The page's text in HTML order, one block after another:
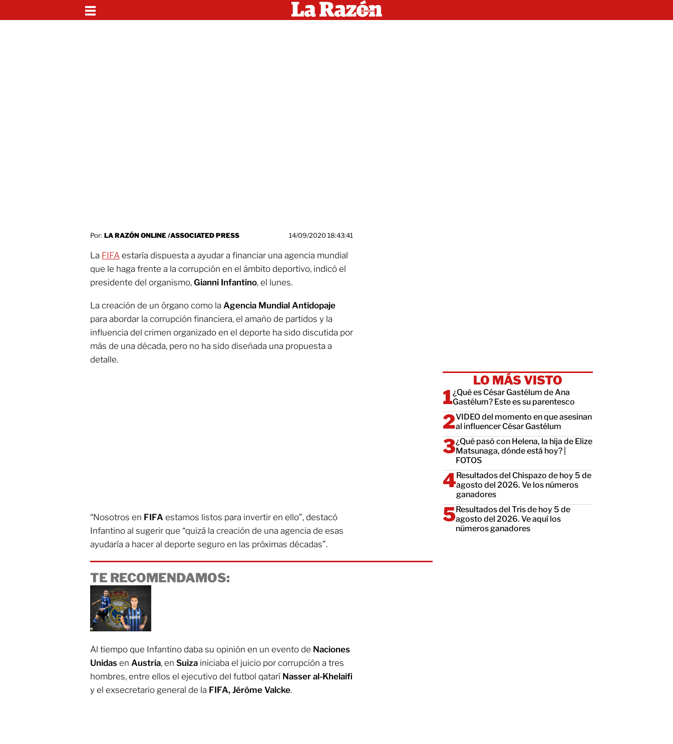
Por: LA RAZÓN ONLINE /ASSOCIATED PRESS 14/09/2020 18:43:41
La FIFA estaría dispuesta a ayudar a financiar una agencia mundial
que le haga frente a la corrupción en el ámbito deportivo, indicó el
presidente del organismo, Gianni Infantino, el lunes.
La creación de un órgano como la Agencia Mundial Antidopaje
para abordar la corrupción financiera, el amaño de partidos y la
influencia del crimen organizado en el deporte ha sido discutida por
más de una década, pero no ha sido diseñada una propuesta a
detalle.
“Nosotros en FIFA estamos listos para invertir en ello”, destacó
Infantino al sugerir que “quizá la creación de una agencia de esas
ayudaría a hacer al deporte seguro en las próximas décadas”.
TE RECOMENDAMOS:
Al tiempo que Infantino daba su opinión en un evento de Naciones
Unidas en Austria, en Suiza iniciaba el juicio por corrupción a tres
hombres, entre ellos el ejecutivo del futbol qatarí Nasser al-Khelaifi
y el exsecretario general de la FIFA, Jérôme Valcke.
LO MÁS VISTO
¿Qué es César Gastélum de Ana
Gastélum? Este es su parentesco
VIDEO del momento en que asesinan
al influencer César Gastélum
¿Qué pasó con Helena, la hija de Elize
Matsunaga, dónde está hoy? |
FOTOS
Resultados del Chispazo de hoy 5 de
agosto del 2026. Ve los números
ganadores
Resultados del Tris de hoy 5 de
agosto del 2026. Ve aquí los
números ganadores